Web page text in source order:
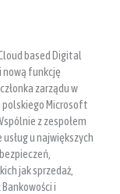
based Digital
nową funkcję
zarządu w
polskiego Microsoft
z zespołem
u największych
jak sprzedaż,
i